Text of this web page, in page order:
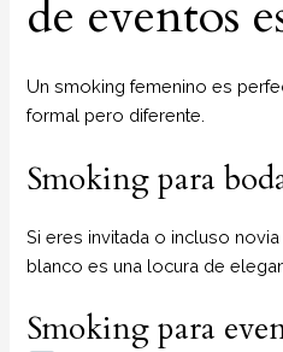
de eventos
Un smoking femenino es
formal pero diferente.
Smoking para
Si eres invitada o incluso
blanco es una locura de
Smoking para